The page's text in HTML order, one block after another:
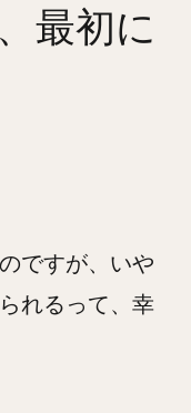
最初に
ですが、いや
れるって、幸